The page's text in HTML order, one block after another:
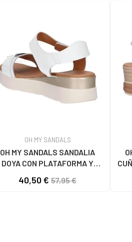
OH MY SANDALS
OH MY SANDALS SANDALIA
DOYA CON PLATAFORMA Y
BLANCO
40,50 € 57,95 €